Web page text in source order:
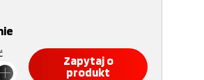
Zapytaj o
produkt